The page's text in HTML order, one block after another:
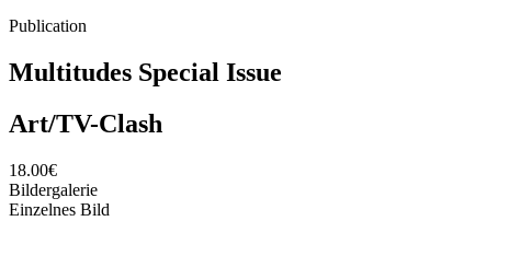
Publication
Multitudes Special Issue
Art/TV-Clash
18.00€
Bildergalerie
Einzelnes Bild